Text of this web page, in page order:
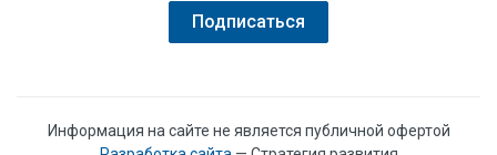
Подписаться
Информация на сайте не является публичной офертой